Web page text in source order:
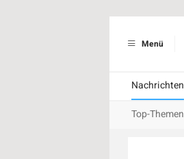
Menü
Nachrichten
Top-Themen